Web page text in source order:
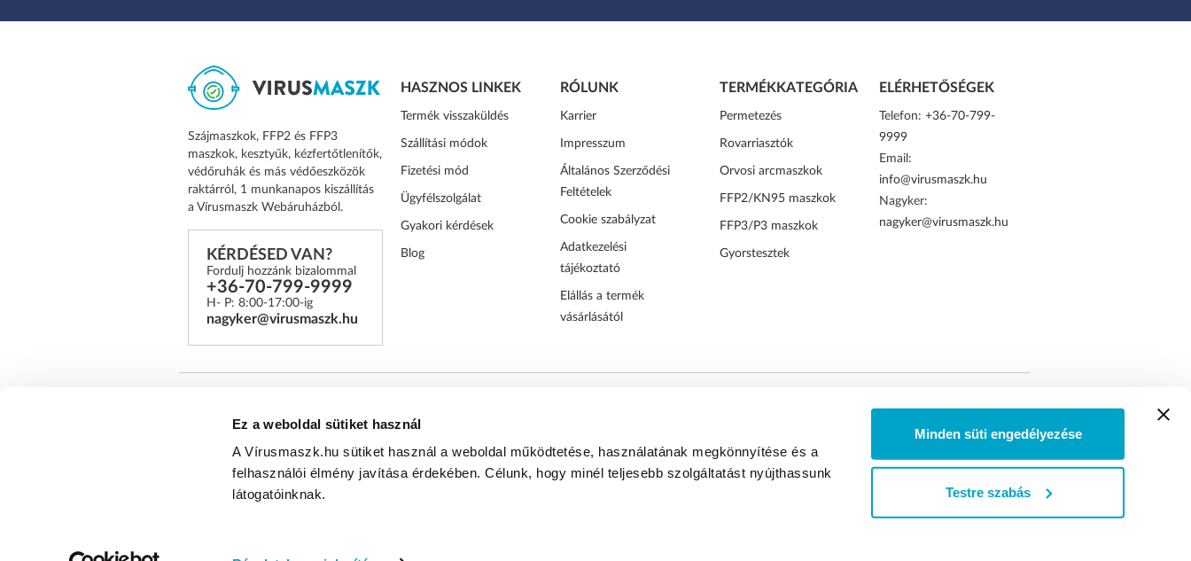
Ez a weboldal sütiket használ
A Vírusmaszk.hu sütiket használ a weboldal működtetése, használatának megkönnyítése és a
felhasználói élmény javítása érdekében. Célunk, hogy minél teljesebb szolgáltatást nyújthassunk
látogatóinknak.
Minden süti engedélyezése
Testre szabás
Szájmaszkok, FFP2 és FFP3
maszkok, kesztyűk, kézfertőtlenítők,
védőruhák és más védőeszközök
raktárról, 1 munkanapos kiszállítás
a Vírusmaszk Webáruházból.
KÉRDÉSED VAN?
Fordulj hozzánk bizalommal
+36-70-799-9999
H- P: 8:00-17:00-ig
nagyker@virusmaszk.hu
HASZNOS LINKEK
Termék visszaküldés
Szállítási módok
Fizetési mód
Ügyfélszolgálat
Gyakori kérdések
Blog
RÓLUNK
Karrier
Impresszum
Általános Szerződési
Feltételek
Cookie szabályzat
Adatkezelési
tájékoztató
Elállás a termék
vásárlásától
TERMÉKKATEGÓRIA
Permetezés
Rovarriasztók
Orvosi arcmaszkok
FFP2/KN95 maszkok
FFP3/P3 maszkok
Gyorstesztek
ELÉRHETŐSÉGEK
Telefon: +36-70-799-
9999
Email:
info@virusmaszk.hu
Nagyker:
nagyker@virusmaszk.hu
tapasztalatával, valamint megbízható kiszolgálással áll vásárlói rendelkezésére.
Egészségügyi arcmaszk webáruház © 2026 Minden jog